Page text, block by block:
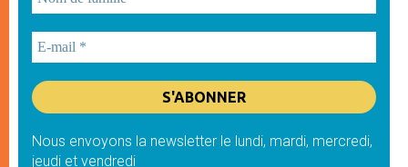
Nous envoyons la newsletter le lundi, mardi, mercredi,
jeudi et vendredi